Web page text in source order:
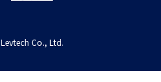
Levtech Co., Ltd.